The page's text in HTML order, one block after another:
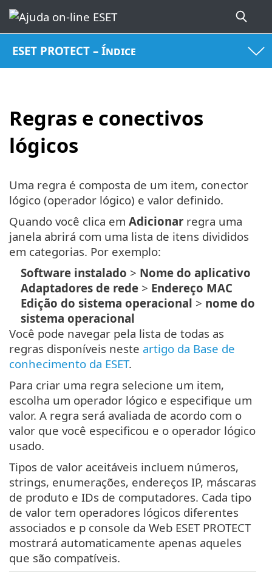
ESET PROTECT – Índice
Regras e conectivos
lógicos
Uma regra é composta de um item, conector
lógico (operador lógico) e valor definido.
Quando você clica em Adicionar regra uma
janela abrirá com uma lista de itens divididos
em categorias. Por exemplo:
Software instalado > Nome do aplicativo
Adaptadores de rede > Endereço MAC
Edição do sistema operacional > nome do
sistema operacional
Você pode navegar pela lista de todas as
regras disponíveis neste artigo da Base de
conhecimento da ESET.
Para criar uma regra selecione um item,
escolha um operador lógico e especifique um
valor. A regra será avaliada de acordo com o
valor que você especificou e o operador lógico
usado.
Tipos de valor aceitáveis incluem números,
strings, enumerações, endereços IP, máscaras
de produto e IDs de computadores. Cada tipo
de valor tem operadores lógicos diferentes
associados e p console da Web ESET PROTECT
mostrará automaticamente apenas aqueles
que são compatíveis.